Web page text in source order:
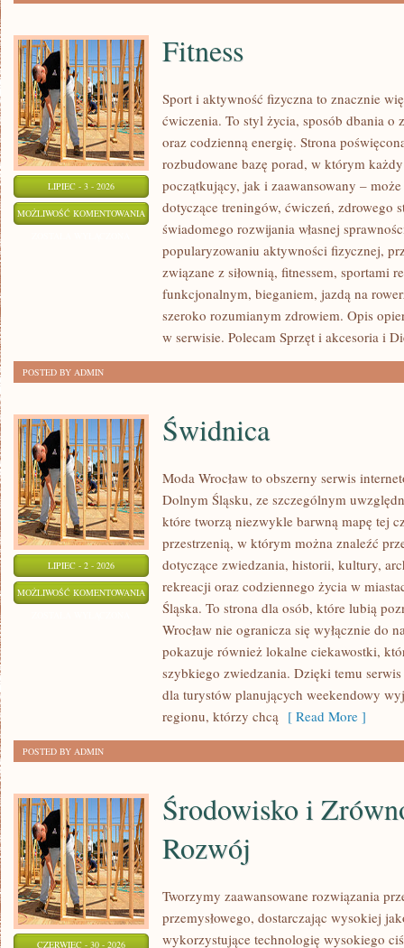
LIPIEC - 3 - 2026
MOŻLIWOŚĆ KOMENTOWANIA FITNESS
Fitness
Sport i aktywność fizyczna to znacznie
ćwiczenia. To styl życia, sposób dbania o
oraz codzienną energię. Strona
rozbudowane bazę porad, w którym
początkujący, jak i zaawansowany –
dotyczące treningów, ćwiczeń, zdrowego
świadomego rozwijania własnej
popularyzowaniu aktywności fizycznej,
związane z siłownią, fitnessem, sportami
funkcjonalnym, bieganiem, jazdą na
szeroko rozumianym zdrowiem. Opis
w serwisie. Polecam Sprzęt i akcesoria i
POSTED BY ADMIN
LIPIEC - 2 - 2026
MOŻLIWOŚĆ KOMENTOWANIA ŚWIDNICA
Świdnica
Moda Wrocław to obszerny serwis
Dolnym Śląsku, ze szczególnym
które tworzą niezwykle barwną mapę tej
przestrzenią, w którym można znaleźć
dotyczące zwiedzania, historii, kultury,
rekreacji oraz codziennego życia w
Śląska. To strona dla osób, które lubią
Wrocław nie ogranicza się wyłącznie do
pokazuje również lokalne ciekawostki,
szybkiego zwiedzania. Dzięki temu
dla turystów planujących weekendowy
regionu, którzy chcą [ Read More ]
POSTED BY ADMIN
CZERWIEC - 30 - 2026
Środowisko i
Rozwój
Tworzymy zaawansowane rozwiązania
przemysłowego, dostarczając wysokiej
wykorzystujące technologię wysokiego